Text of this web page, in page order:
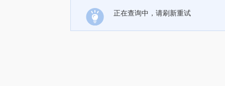
正在查询中，请刷新重试